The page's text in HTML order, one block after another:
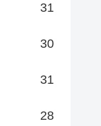
31
30
31
28